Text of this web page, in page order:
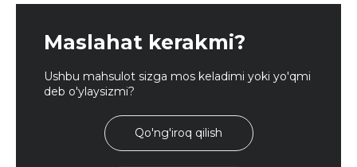
Maslahat kerakmi?
Ushbu mahsulot sizga mos keladimi yoki yo'qmi
deb o'ylaysizmi?
Qo'ng'iroq qilish